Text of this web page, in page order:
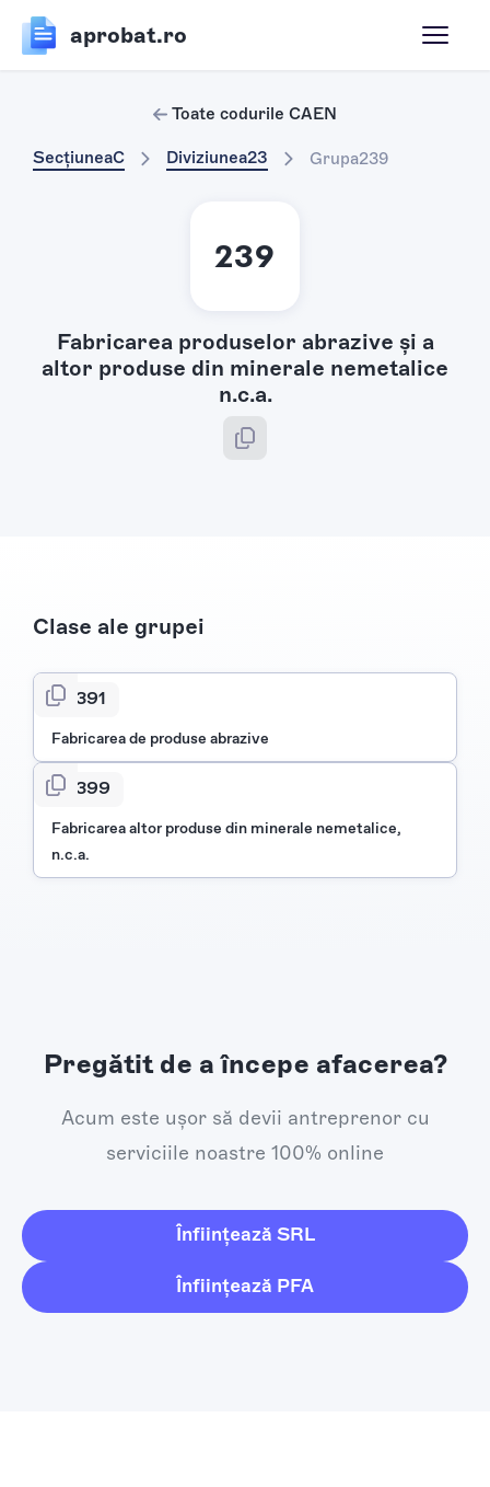
aprobat.ro
Toate codurile CAEN
SecțiuneaC Diviziunea23 Grupa239
239
Fabricarea produselor abrazive şi a
altor produse din minerale nemetalice
n.c.a.
Clase ale grupei
2391
Fabricarea de produse abrazive
2399
Fabricarea altor produse din minerale nemetalice,
n.c.a.
Pregătit de a începe afacerea?
Acum este ușor să devii antreprenor cu
serviciile noastre 100% online
Înființează SRL
Înființează PFA